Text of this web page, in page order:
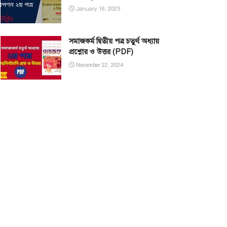
January 16, 2025
সমাজকর্ম দ্বিতীয় পত্র চতুর্থ অধ্যায়
প্রশ্নোর ও উত্তর (PDF)
November 22, 2024